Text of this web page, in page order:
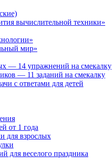
вычислительной техники»
мир»
— 14 упражнений на смекалку
— 11 заданий на смекалку
с ответами для детей
от 1 года
для взрослых
для веселого праздника